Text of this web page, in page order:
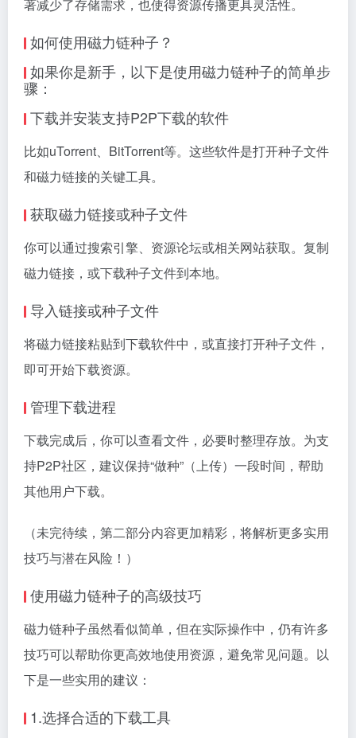
著减少了存储需求，也使得资源传播更具灵活性。
如何使用磁力链种子？
如果你是新手，以下是使用磁力链种子的简单步
骤：
下载并安装支持P2P下载的软件
比如uTorrent、BitTorrent等。这些软件是打开种子文件
和磁力链接的关键工具。
获取磁力链接或种子文件
你可以通过搜索引擎、资源论坛或相关网站获取。复制
磁力链接，或下载种子文件到本地。
导入链接或种子文件
将磁力链接粘贴到下载软件中，或直接打开种子文件，
即可开始下载资源。
管理下载进程
下载完成后，你可以查看文件，必要时整理存放。为支
持P2P社区，建议保持“做种”（上传）一段时间，帮助
其他用户下载。
（未完待续，第二部分内容更加精彩，将解析更多实用
技巧与潜在风险！）
使用磁力链种子的高级技巧
磁力链种子虽然看似简单，但在实际操作中，仍有许多
技巧可以帮助你更高效地使用资源，避免常见问题。以
下是一些实用的建议：
1.选择合适的下载工具